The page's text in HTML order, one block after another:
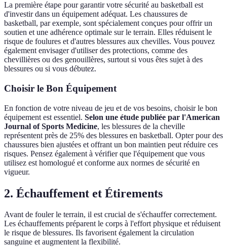
La première étape pour garantir votre sécurité au basketball est
d'investir dans un équipement adéquat. Les chaussures de
basketball, par exemple, sont spécialement conçues pour offrir un
soutien et une adhérence optimale sur le terrain. Elles réduisent le
risque de foulures et d'autres blessures aux chevilles. Vous pouvez
également envisager d'utiliser des protections, comme des
chevillières ou des genouillères, surtout si vous êtes sujet à des
blessures ou si vous débutez.
Choisir le Bon Équipement
En fonction de votre niveau de jeu et de vos besoins, choisir le bon
équipement est essentiel. Selon une étude publiée par l'American
Journal of Sports Medicine, les blessures de la cheville
représentent près de 25% des blessures en basketball. Opter pour des
chaussures bien ajustées et offrant un bon maintien peut réduire ces
risques. Pensez également à vérifier que l'équipement que vous
utilisez est homologué et conforme aux normes de sécurité en
vigueur.
2. Échauffement et Étirements
Avant de fouler le terrain, il est crucial de s'échauffer correctement.
Les échauffements préparent le corps à l'effort physique et réduisent
le risque de blessures. Ils favorisent également la circulation
sanguine et augmentent la flexibilité.